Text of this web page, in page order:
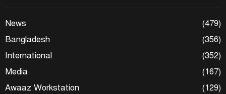
News
(479)
Bangladesh
(356)
International
(352)
Media
(167)
Awaaz Workstation
(129)